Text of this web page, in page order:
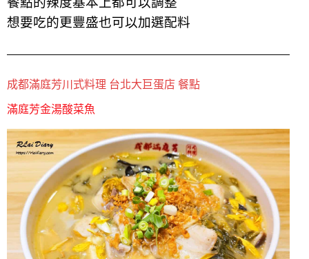
想要吃的更豐盛也可以加選配料
成都滿庭芳川式料理 台北大巨蛋店 餐點
滿庭芳金湯酸菜魚